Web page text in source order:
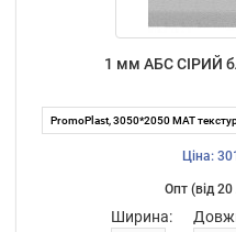
1 мм АБС СІРИЙ
Ціна:
Опт (від
Ширина: